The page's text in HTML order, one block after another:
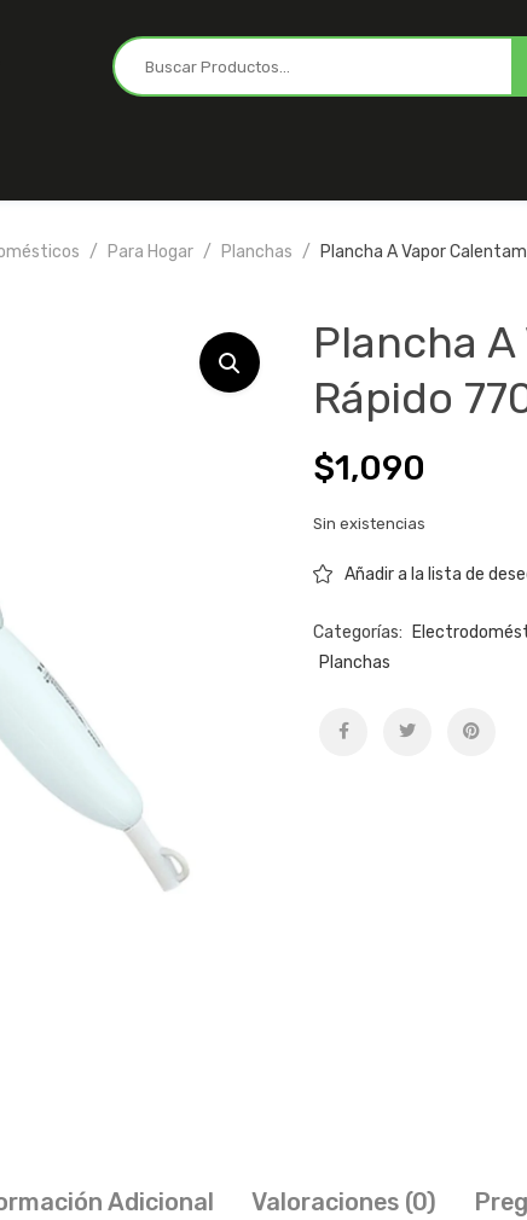
Para Hogar Planchas Plancha A Vapor
Plancha
Rápido
$1,090
Sin existencias
Añadir a la lista de
Categorías:
Planchas
Adicional Valoraciones (0)